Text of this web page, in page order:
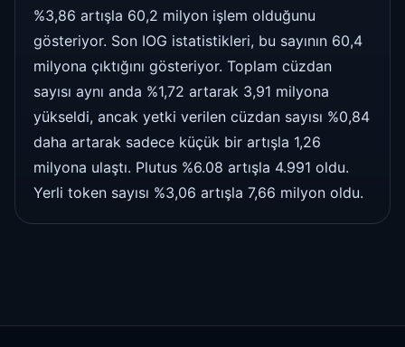
%3,86 artışla 60,2 milyon işlem olduğunu
gösteriyor. Son IOG istatistikleri, bu sayının 60,4
milyona çıktığını gösteriyor. Toplam cüzdan
sayısı aynı anda %1,72 artarak 3,91 milyona
yükseldi, ancak yetki verilen cüzdan sayısı %0,84
daha artarak sadece küçük bir artışla 1,26
milyona ulaştı. Plutus %6.08 artışla 4.991 oldu.
Yerli token sayısı %3,06 artışla 7,66 milyon oldu.